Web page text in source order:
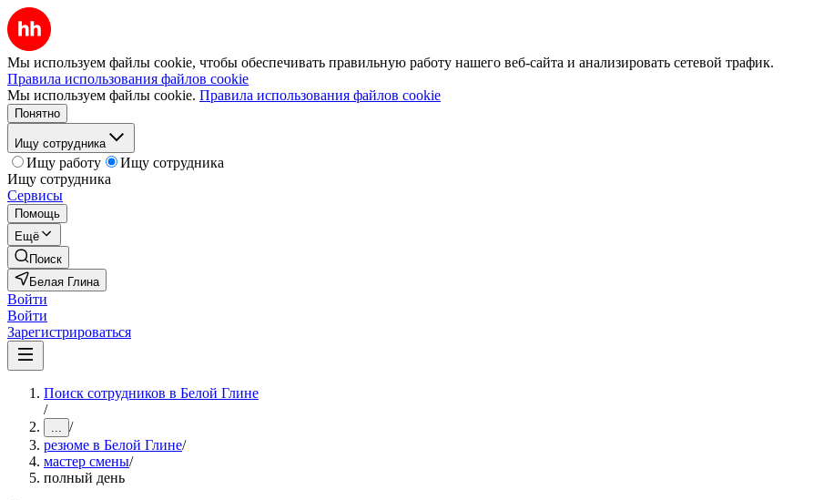
Мы используем файлы cookie, чтобы обеспечивать правильную работу нашего веб-сайта и анализировать сетевой трафик.
Правила использования файлов cookie
Мы используем файлы cookie. Правила использования файлов cookie
Понятно
Ищу сотрудника
Ищу работу
Ищу сотрудника
Ищу сотрудника
Сервисы
Помощь
Ещё
Поиск
Белая Глина
Войти
Войти
Зарегистрироваться
Поиск сотрудников в Белой Глине
/
... /
резюме в Белой Глине/
мастер смены/
полный день